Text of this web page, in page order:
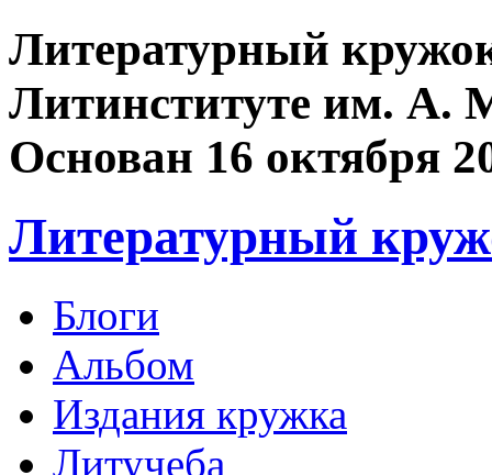
Литературный
Литинституте им. А.
Основан 16 октября
Литературный
Блоги
Альбом
Издания кружка
Литучеба